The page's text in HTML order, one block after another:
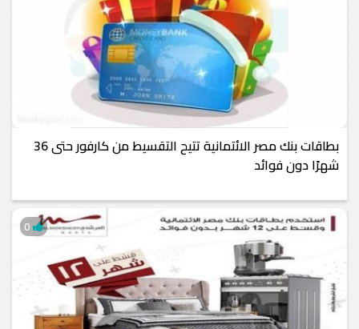
بطاقات بنك مصر الائتمانية تتيح التقسيط من كارفور حتى 36
شهرًا دون فوائد